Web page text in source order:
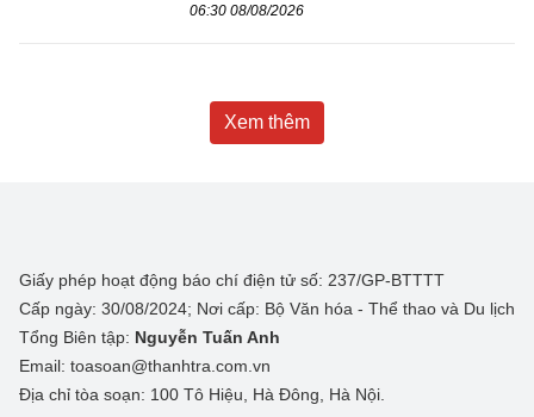
06:30 08/08/2026
Xem thêm
Giấy phép hoạt động báo chí điện tử số: 237/GP-BTTTT
Cấp ngày: 30/08/2024; Nơi cấp: Bộ Văn hóa - Thể thao và Du lịch
Tổng Biên tập: Nguyễn Tuấn Anh
Email: toasoan@thanhtra.com.vn
Địa chỉ tòa soạn: 100 Tô Hiệu, Hà Đông, Hà Nội.